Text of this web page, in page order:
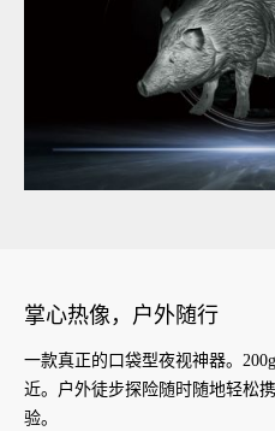
掌心热像，户外随行
一款真正的口袋型夜视神器。
近。户外徒步探险随时随地轻松
验。